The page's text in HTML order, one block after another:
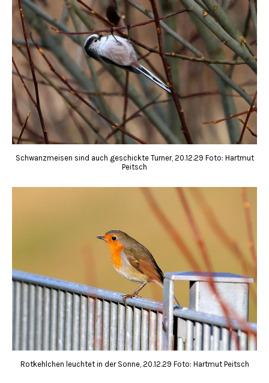
Schwanzmeisen sind auch geschickte Turner, 20.12.29 Foto: Hartmut
Peitsch
Rotkehlchen leuchtet in der Sonne, 20.12.29 Foto: Hartmut Peitsch